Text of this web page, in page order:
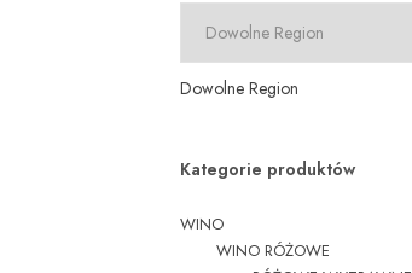
Dowolne Region
Kategorie produktów
WINO
WINO RÓŻOWE